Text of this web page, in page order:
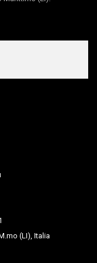
come migliore
al Fringe Festival
(LI), Italia